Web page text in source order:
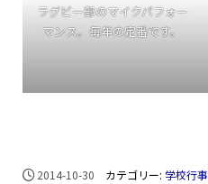
ラグビー部のマイクパフォー
マンス。毎年の定番です。
2014-10-30 カテゴリー: 学校行事